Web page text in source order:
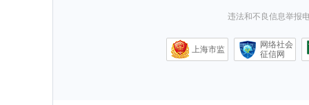
违法和不良信息举报
上海市监
网络社会
征信网